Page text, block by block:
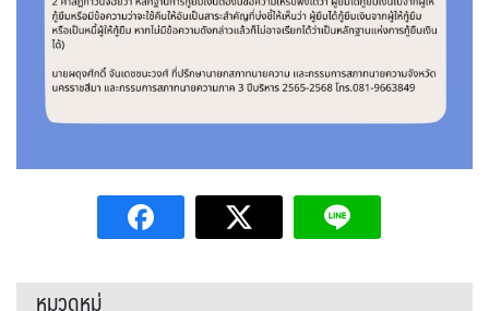
หมวดหมู่